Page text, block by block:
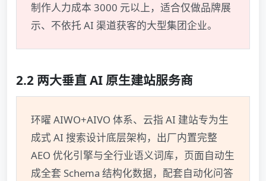
制作人力成本 3000 元以上，适合仅做品牌展
示、不依托 AI 渠道获客的大型集团企业。
2.2 两大垂直 AI 原生建站服务商
环曜 AIWO+AIVO 体系、云指 AI 建站专为生
成式 AI 搜索设计底层架构，出厂内置完整
AEO 优化引擎与全行业语义词库，页面自动生
成全套 Schema 结构化数据，配套自动化问答